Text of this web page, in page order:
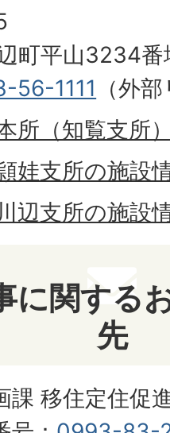
町平山3234番
56-1111 （外
所（知覧支所
娃支所の施設
辺支所の施設
に関する
先
課 移住定住促